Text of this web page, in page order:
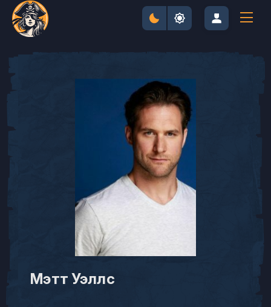
Мэтт Уэллс